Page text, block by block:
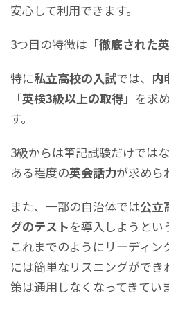
安心して利用できます。
3つ目の特徴は「徹底された
特に私立高校の入試では、 内
「英検3級以上の取得」 を求
す。
3級からは筆記試験だけでは
ある程度の英会話力が求めら
また、一部の自治体では公立
グのテストを導入しようとい
これまでのようにリーディ
には簡単なリスニングがで
策は通用しなくなってきてい